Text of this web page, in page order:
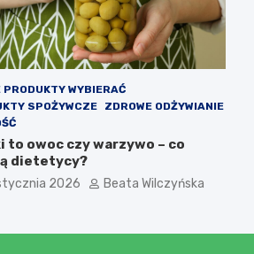
PRODUKTY WYBIERAĆ
SPOŻYWCZE
ZDROWE ODŻYWIANIE
to owoc czy warzywo – co
dietetycy?
2026 Beata Wilczyńska